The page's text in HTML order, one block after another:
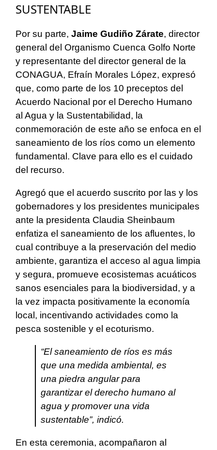
SUSTENTABLE
Por su parte, Jaime Gudiño Zárate, director
general del Organismo Cuenca Golfo Norte
y representante del director general de la
CONAGUA, Efraín Morales López, expresó
que, como parte de los 10 preceptos del
Acuerdo Nacional por el Derecho Humano
al Agua y la Sustentabilidad, la
conmemoración de este año se enfoca en el
saneamiento de los ríos como un elemento
fundamental. Clave para ello es el cuidado
del recurso.
Agregó que el acuerdo suscrito por las y los
gobernadores y los presidentes municipales
ante la presidenta Claudia Sheinbaum
enfatiza el saneamiento de los afluentes, lo
cual contribuye a la preservación del medio
ambiente, garantiza el acceso al agua limpia
y segura, promueve ecosistemas acuáticos
sanos esenciales para la biodiversidad, y a
la vez impacta positivamente la economía
local, incentivando actividades como la
pesca sostenible y el ecoturismo.
“El saneamiento de ríos es más
que una medida ambiental, es
una piedra angular para
garantizar el derecho humano al
agua y promover una vida
sustentable”, indicó.
En esta ceremonia, acompañaron al